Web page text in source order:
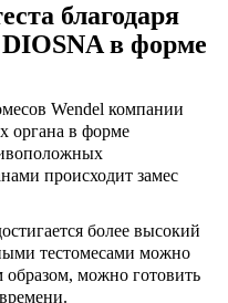
благодаря
в форме
Wendel компании
органа в форме
происходит замес
более высокий
тестомесами можно
образом, можно готовить